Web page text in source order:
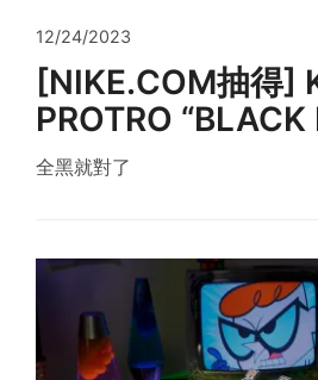
12/24/2023
[NIKE.COM抽得]
PROTRO “BLACK
全黑就對了